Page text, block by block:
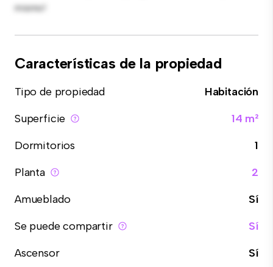
mismo!
Características de la propiedad
Tipo de propiedad
Habitación
Superficie
14 m²
Dormitorios
1
Planta
2
Amueblado
Sí
Se puede compartir
Sí
Ascensor
Sí